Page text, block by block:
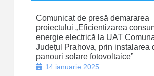
Comunicat de presă demararea
proiectului „Eficientizarea
energie electrică la UAT
Județul Prahova, prin instalarea
panouri solare fotovoltaice”
14 ianuarie 2025